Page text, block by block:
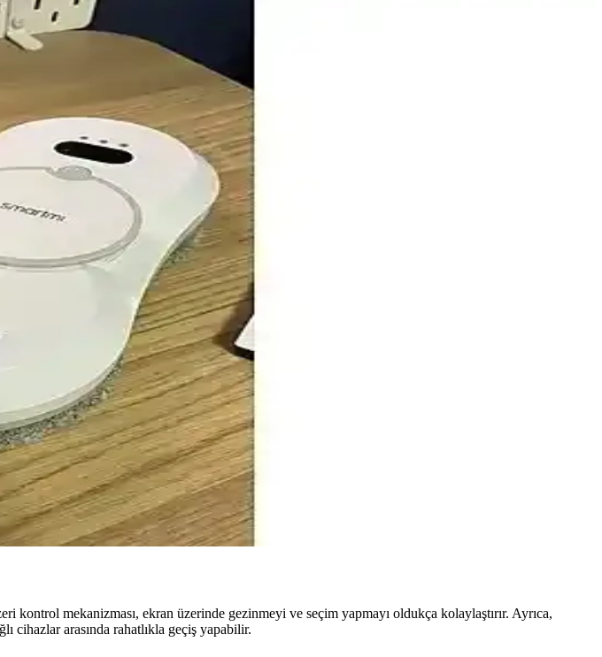
kadar pratik çözümler sunuyor. Bu gadget'lar ekonomik ve dayanıklı seçenekler olarak öne çıkıyor.
Bu gelişmeler, endüstri ve ev otomasyonunu güçlendiriyor.
ve ev otomasyonu çözümleri sunar.
ve hareketleri algılayarak otomatik aydınlatma sağlıyor.
Teknoloji
Merkezi kontrol imkanıyla yaşam kalitenizi yükseltin.
deneyimler sunarak yaşam kalitenizi artırır.
deneyimini ve kullanıcı konforunu artırıyor.
sağlar, kullanıcı dostu özellikleri ve enerji verimliliğiyle öne çıkar.
mekanizması, ekran üzerinde gezinmeyi ve seçim yapmayı oldukça kolaylaştırır. Ayrıca,
cihazlar arasında rahatlıkla geçiş yapabilir.